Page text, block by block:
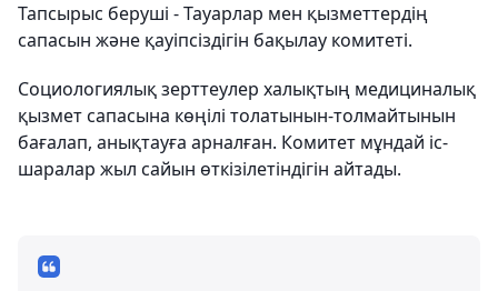
Тапсырыс беруші - Тауарлар мен қызметтердің
сапасын және қауіпсіздігін бақылау комитеті.
Социологиялық зерттеулер халықтың медициналық
қызмет сапасына көңілі толатынын-толмайтынын
бағалап, анықтауға арналған. Комитет мұндай іс-
шаралар жыл сайын өткізілетіндігін айтады.